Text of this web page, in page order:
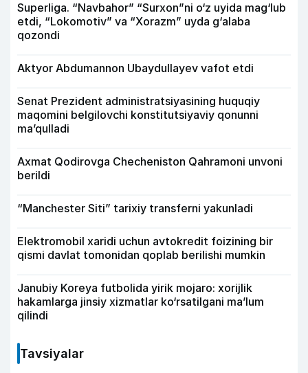
Superliga. “Navbahor” “Surxon”ni o‘z uyida mag‘lub
etdi, “Lokomotiv” va “Xorazm” uyda g‘alaba
qozondi
Aktyor Abdu­mannon Ubaydullayev vafot etdi
Senat Prezident administratsiyasining huquqiy
maqomini belgilovchi konstitutsiyaviy qonunni
ma’qulladi
Axmat Qodirovga Checheniston Qahramoni unvoni
berildi
“Manchester Siti” tarixiy transferni yakunladi
Elektromobil xaridi uchun avtokredit foizining bir
qismi davlat tomonidan qoplab berilishi mumkin
Janubiy Koreya futbolida yirik mojaro: xorijlik
hakamlarga jinsiy xizmatlar ko‘rsatilgani ma’lum
qilindi
Tavsiyalar